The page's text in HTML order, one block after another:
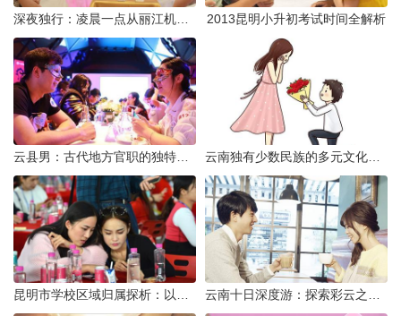
2013昆明小升初考试时间全解析